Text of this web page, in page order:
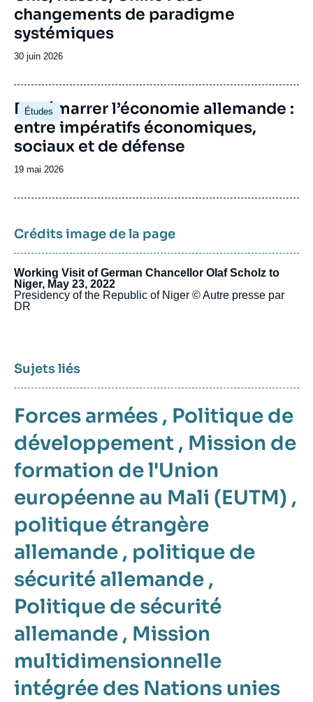
commerce international, la santé, les droits de
l’homme et la migration, la non-prolifération et
le désarmement. Auparavant, le Cerfa avait
participé au dialogue d’avenir franco-
Bosch, ou encore le groupe Daniel Vernet
(anciennement Groupe de réflexion franco-
allemand) qui avait été fondé en 2014 à
l’initiative de la Fondation Genshagen.
changements de paradigme
systémiques
Date
publication
30 juin 2026
Études
Image
principale
Redémarrer l’économie allemande :
entre impératifs économiques,
sociaux et de défense
Date
publication
19 mai 2026
Crédits image de la page
Working Visit of German Chancellor Olaf Scholz to
Niger, May 23, 2022
Presidency of the Republic of Niger © Autre presse par
DR
Sujets liés
Forces armées , Politique de
développement , Mission de
formation de l'Union
européenne au Mali (EUTM) ,
politique étrangère
allemande , politique de
sécurité allemande ,
Politique de sécurité
allemande , Mission
multidimensionnelle
intégrée des Nations unies